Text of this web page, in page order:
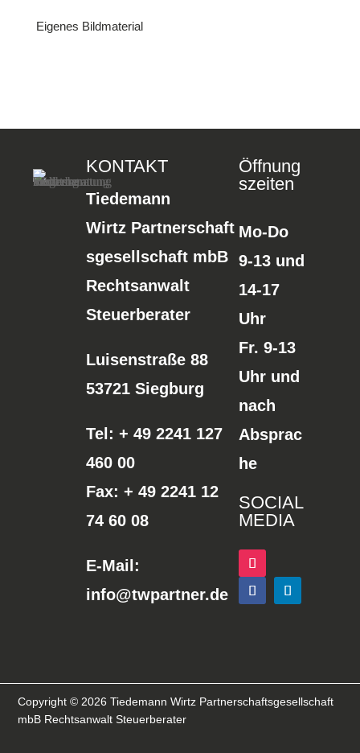
Eigenes Bildmaterial
KONTAKT
Tiedemann
Wirtz Partnerschaft
sgesellschaft mbB
Rechtsanwalt
Steuerberater
Luisenstraße 88
53721 Siegburg
Tel: + 49 2241 127
460 00
Fax: + 49 2241 12
74 60 08
E-Mail:
info@twpartner.de
Öffnung
szeiten
Mo-Do
9-13 und
14-17
Uhr
Fr. 9-13
Uhr und
nach
Absprac
he
SOCIAL
MEDIA
Copyright © 2026 Tiedemann Wirtz Partnerschaftsgesellschaft
mbB Rechtsanwalt Steuerberater